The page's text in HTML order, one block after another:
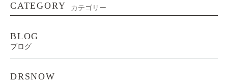
CATEGORY カテゴリー
BLOG
ブログ
DRSNOW